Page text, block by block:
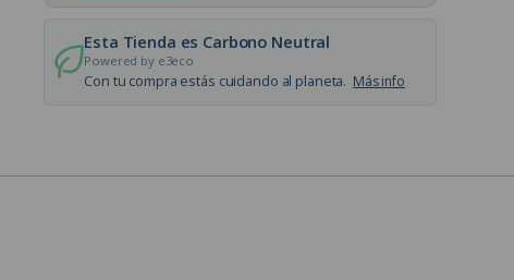
Esta Tienda es Carbono Neutral
Powered by e3eco
Con tu compra estás cuidando al planeta. Más info